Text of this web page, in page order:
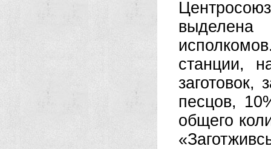
станции,
заготовок,
песцов,
общего